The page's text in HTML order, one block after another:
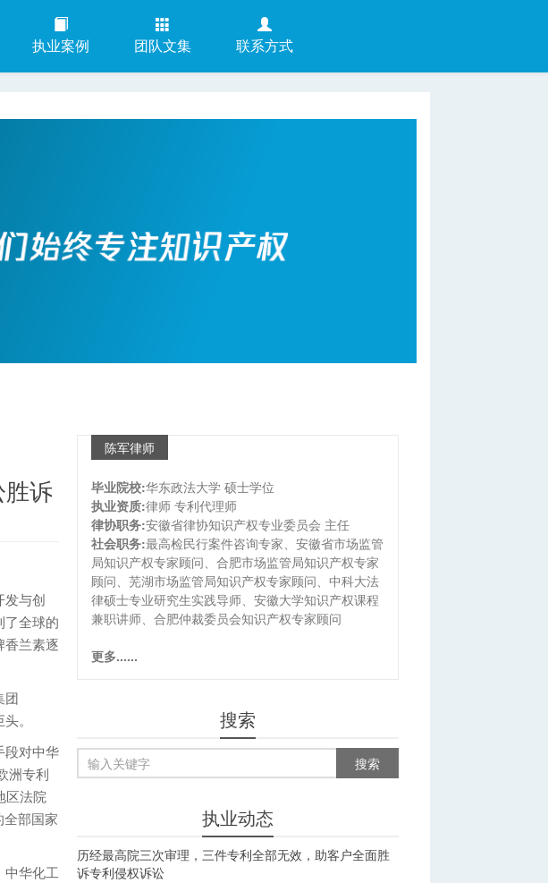
执业案例 团队文集 联系方式
诉
与创
了全球的
香兰素逐
团
。
对中华
洲专利
区法院
部国家
华化工
陈军律师
毕业院校:华东政法大学 硕士学位
执业资质:律师 专利代理师
律协职务:安徽省律协知识产权专业委员会 主任
社会职务:最高检民行案件咨询专家、安徽省市场监管
局知识产权专家顾问、合肥市场监管局知识产权专家
顾问、芜湖市场监管局知识产权专家顾问、中科大法
律硕士专业研究生实践导师、安徽大学知识产权课程
兼职讲师、合肥仲裁委员会知识产权专家顾问
更多......
搜索
执业动态
历经最高院三次审理，三件专利全部无效，助客户全面胜
诉专利侵权诉讼